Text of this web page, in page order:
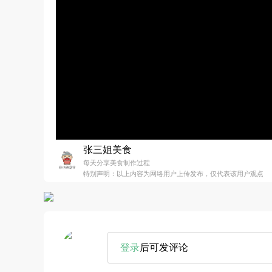
张三姐美食
每天分享美食制作过程
特别声明：以上内容为网络用户上传发布，仅代表该用户观点
登录后可发评论